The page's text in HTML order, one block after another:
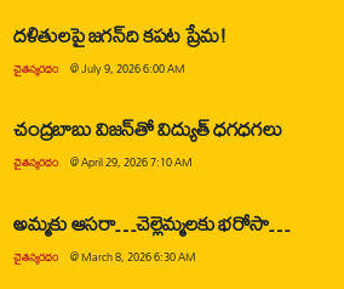
దళితులపై జగన్‌ది కపట ప్రేమ!
చైతన్యరధం @July 9, 2026 6:00 AM
చంద్రబాబు విజన్‌తో విద్యుత్ ధగధగలు
చైతన్యరధం @April 29, 2026 7:10 AM
అమ్మకు ఆసరా…చెల్లెమ్మలకు భరోసా…
చైతన్యరధం @March 8, 2026 6:30 AM